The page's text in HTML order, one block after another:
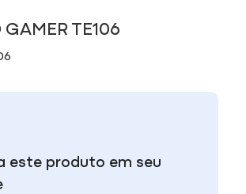
TE106
este produto em seu